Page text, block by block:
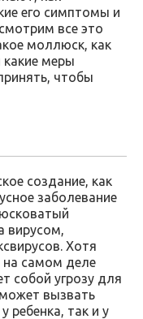
его симптомы и
все это
моллюск, как
какие меры
чтобы
создание, как
заболевание
вирусом,
Хотя
на самом деле
собой угрозу для
вызвать
ребенка, так и у